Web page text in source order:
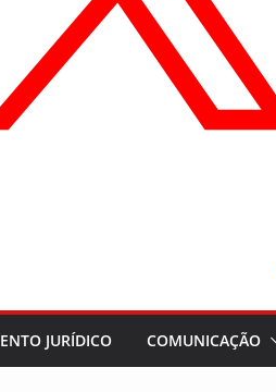
JURÍDICO COMUNICAÇÃO